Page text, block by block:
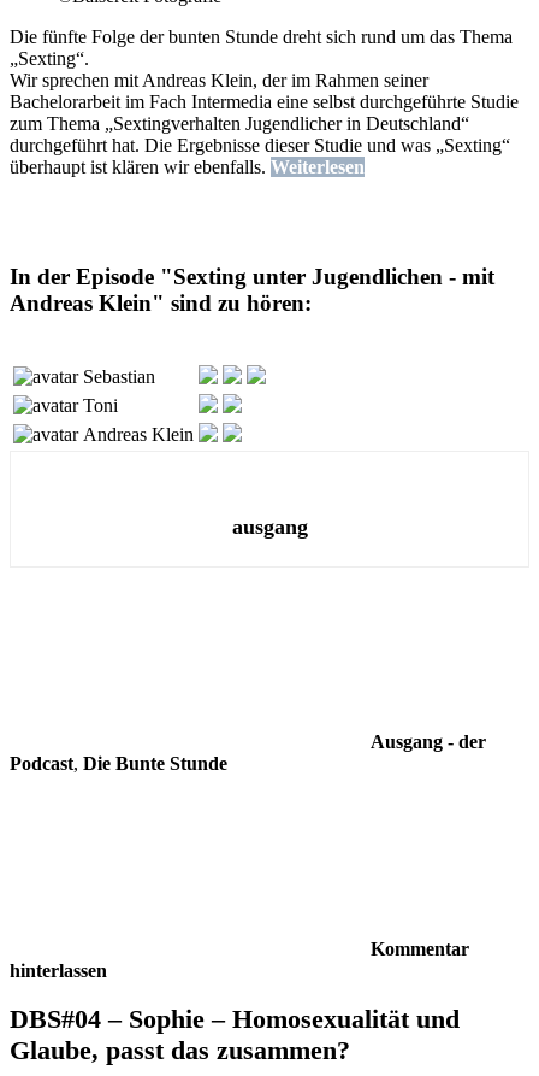
Die fünfte Folge der bunten Stunde dreht sich rund um das Thema
„Sexting“.
Wir sprechen mit Andreas Klein, der im Rahmen seiner
Bachelorarbeit im Fach Intermedia eine selbst durchgeführte Studie
zum Thema „Sextingverhalten Jugendlicher in Deutschland“
durchgeführt hat. Die Ergebnisse dieser Studie und was „Sexting“
überhaupt ist klären wir ebenfalls. Weiterlesen
In der Episode "Sexting unter Jugendlichen - mit
Andreas Klein" sind zu hören:
Sebastian
Toni
Andreas Klein
ausgang
Ausgang - der
Podcast, Die Bunte Stunde
Kommentar
hinterlassen
DBS#04 – Sophie – Homosexualität und
Glaube, passt das zusammen?